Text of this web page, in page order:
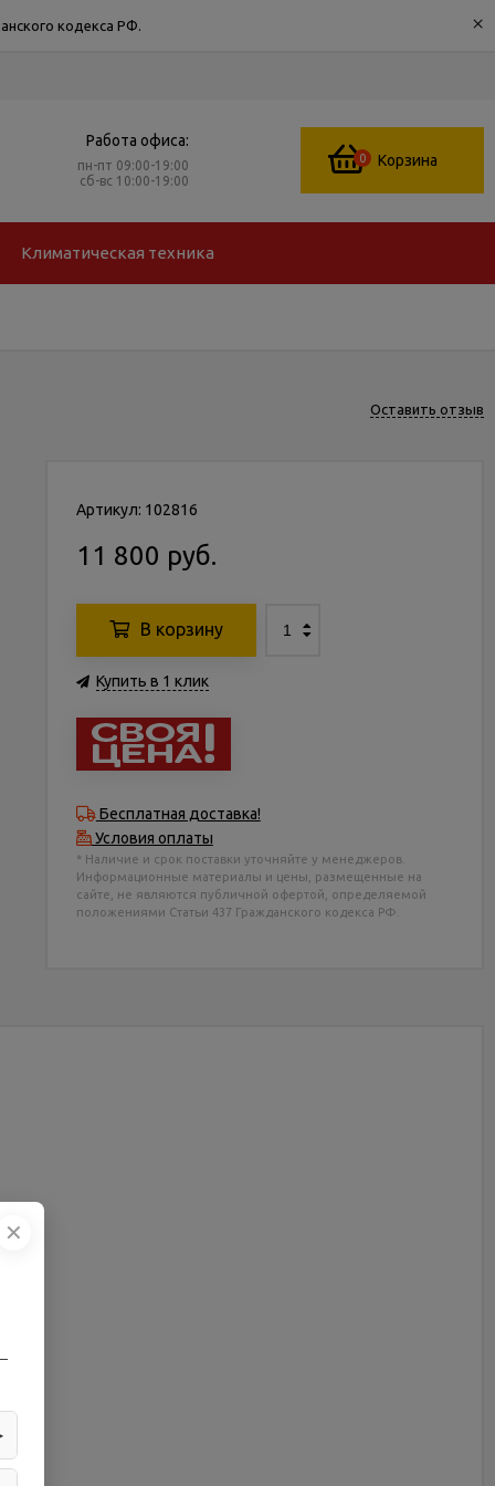
кодекса РФ. ×
Работа офиса:
пн-пт 09:00-19:00
сб-вс 10:00-19:00
0 Корзина
Климатическая техника
Оставить отзыв
Артикул: 102816
11 800 руб.
В корзину
Купить в 1 клик
Бесплатная доставка!
Условия оплаты
* Наличие и срок поставки уточняйте у менеджеров.
Информационные материалы и цены, размещенные на
сайте, не являются публичной офертой, определяемой
положениями Статьи 437 Гражданского кодекса РФ.
✕